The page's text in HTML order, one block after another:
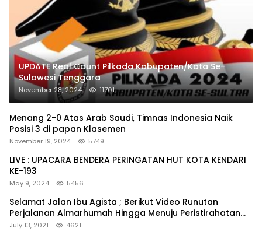
UPDATE Real Count Pilkada Kabupaten/Kota Se-
Sulawesi Tenggara
November 28, 2024 11701
Menang 2-0 Atas Arab Saudi, Timnas Indonesia Naik
Posisi 3 di papan Klasemen
November 19, 2024 5749
LIVE : UPACARA BENDERA PERINGATAN HUT KOTA KENDARI
KE-193
May 9, 2024 5456
Selamat Jalan Ibu Agista ; Berikut Video Runutan
Perjalanan Almarhumah Hingga Menuju Peristirahatan
Terakhir
July 13, 2021 4621